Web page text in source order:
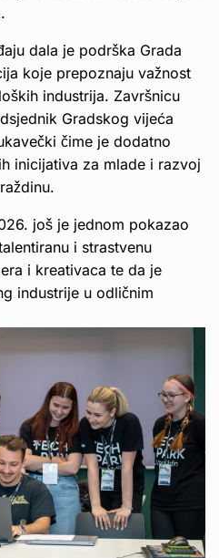
dala je podrška Grada
koje prepoznaju važnost
industrija. Završnicu
Gradskog vijeća
čime je dodatno
inicijativa za mlade i razvoj
još je jednom pokazao
i strastvenu
i kreativaca te da je
industrije u odličnim